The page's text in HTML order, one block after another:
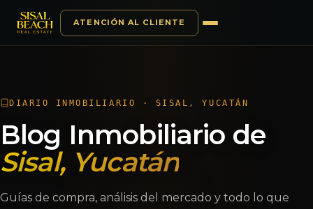
ATENCIÓN AL CLIENTE
DIARIO INMOBILIARIO · SISAL, YUCATÁN
Blog Inmobiliario de
Sisal, Yucatán
Guías de compra, análisis del mercado y todo lo que